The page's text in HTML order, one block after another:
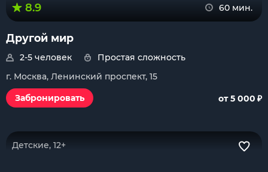
8.9 60 мин.
Другой мир
2-5 человек
Простая сложность
г. Москва, Ленинский проспект, 15
Забронировать
от 5 000 ₽
Детские, 12+